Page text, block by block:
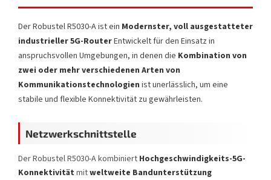
Der Robustel R5030-A ist ein Modernster, voll ausgestatteter
industrieller 5G-RouterEntwickelt für den Einsatz in
anspruchsvollen Umgebungen, in denen die Kombination von
zwei oder mehr verschiedenen Arten von
Kommunikationstechnologien ist unerlässlich, um eine
stabile und flexible Konnektivität zu gewährleisten.
Netzwerkschnittstelle
Der Robustel R5030-A kombiniert Hochgeschwindigkeits-5G-
Konnektivität mitweltweite Bandunterstützung